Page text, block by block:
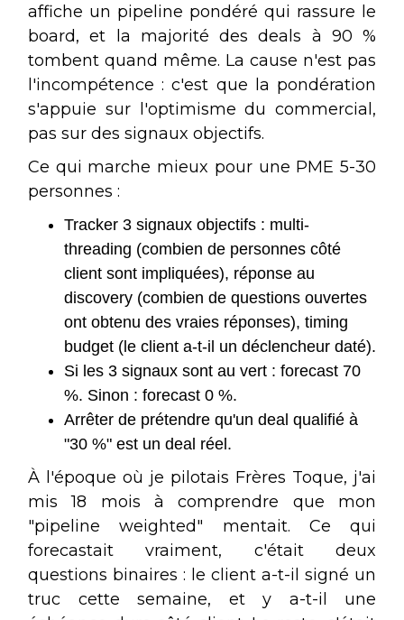
affiche un pipeline pondéré qui rassure le
board, et la majorité des deals à 90 %
tombent quand même. La cause n'est pas
l'incompétence : c'est que la pondération
s'appuie sur l'optimisme du commercial,
pas sur des signaux objectifs.
Ce qui marche mieux pour une PME 5-30
personnes :
Tracker 3 signaux objectifs : multi-
threading (combien de personnes côté
client sont impliquées), réponse au
discovery (combien de questions ouvertes
ont obtenu des vraies réponses), timing
budget (le client a-t-il un déclencheur daté).
Si les 3 signaux sont au vert : forecast 70
%. Sinon : forecast 0 %.
Arrêter de prétendre qu'un deal qualifié à
"30 %" est un deal réel.
À l'époque où je pilotais Frères Toque, j'ai
mis 18 mois à comprendre que mon
"pipeline weighted" mentait. Ce qui
forecastait vraiment, c'était deux
questions binaires : le client a-t-il signé un
truc cette semaine, et y a-t-il une